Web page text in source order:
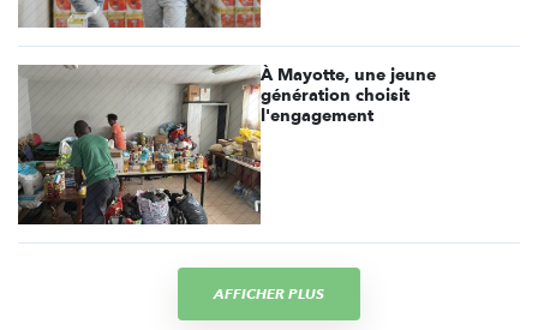
À Mayotte, une jeune
génération choisit
l'engagement
AFFICHER PLUS